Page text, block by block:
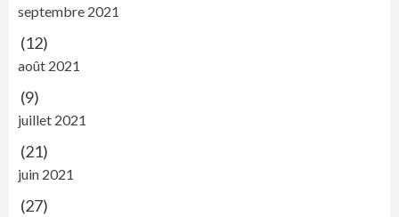
septembre 2021
(12)
août 2021
(9)
juillet 2021
(21)
juin 2021
(27)